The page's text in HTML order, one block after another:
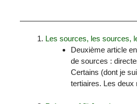
Les sources, les sources,
Deuxième article
de sources :
Certains (dont je
tertiaires. Les deux